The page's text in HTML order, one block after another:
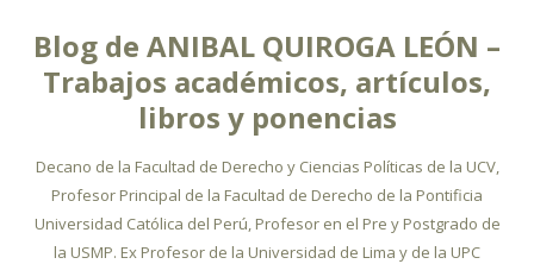
Blog de ANIBAL QUIROGA LEÓN –
Trabajos académicos, artículos,
libros y ponencias
Decano de la Facultad de Derecho y Ciencias Políticas de la UCV,
Profesor Principal de la Facultad de Derecho de la Pontificia
Universidad Católica del Perú, Profesor en el Pre y Postgrado de
la USMP. Ex Profesor de la Universidad de Lima y de la UPC